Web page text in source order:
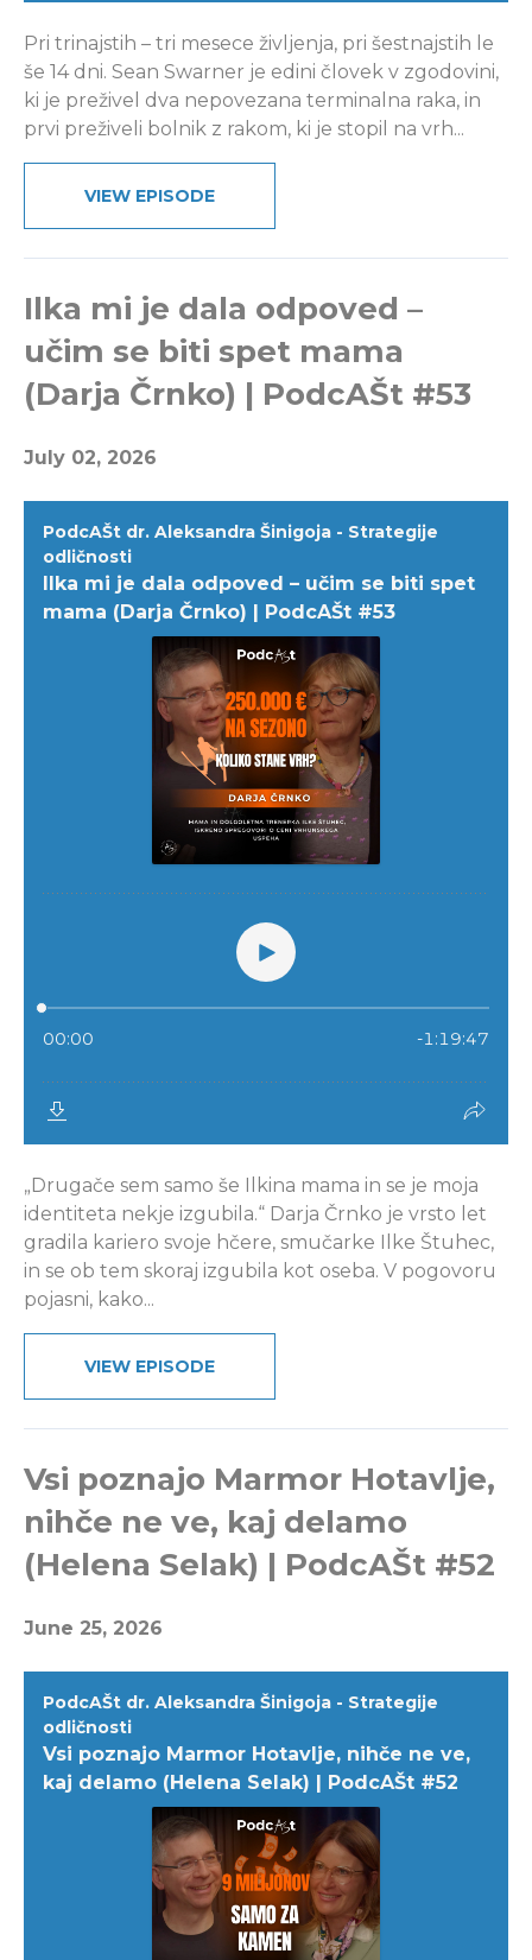
Pri trinajstih – tri mesece življenja, pri šestnajstih le
še 14 dni. Sean Swarner je edini človek v zgodovini,
ki je preživel dva nepovezana terminalna raka, in
prvi preživeli bolnik z rakom, ki je stopil na vrh...
VIEW EPISODE
Ilka mi je dala odpoved –
učim se biti spet mama
(Darja Črnko) | PodcAŠt #53
July 02, 2026
„Drugače sem samo še Ilkina mama in se je moja
identiteta nekje izgubila.“ Darja Črnko je vrsto let
gradila kariero svoje hčere, smučarke Ilke Štuhec,
in se ob tem skoraj izgubila kot oseba. V pogovoru
pojasni, kako...
VIEW EPISODE
Vsi poznajo Marmor Hotavlje,
nihče ne ve, kaj delamo
(Helena Selak) | PodcAŠt #52
June 25, 2026